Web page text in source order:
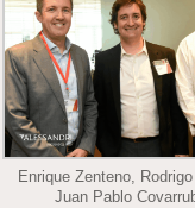
Enrique Zenteno,
Juan Pablo